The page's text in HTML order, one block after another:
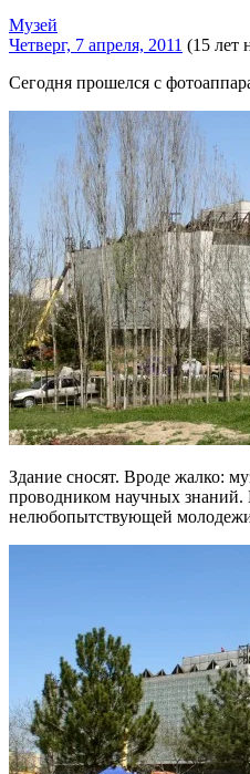
Музей
Четверг, 7 апреля, 2011 (15 лет
Сегодня прошелся с
Здание сносят. Вроде жалко:
проводником научных знаний.
нелюбопытствующей